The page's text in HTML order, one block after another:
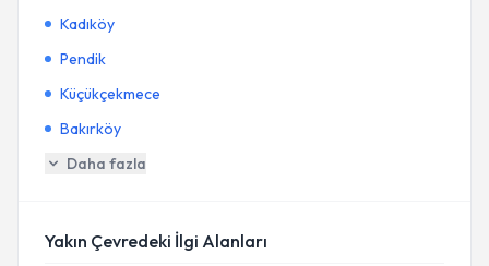
Kadıköy
Pendik
Küçükçekmece
Bakırköy
Daha fazla
Yakın Çevredeki İlgi Alanları